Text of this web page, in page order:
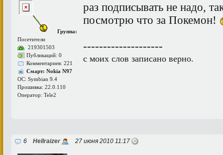
Группа:
Посетители
219301503
Публикаций: 0
Комментариев: 221
Смарт: Nokia N97
ОС: Symbian 9.4
Прошивка: 22.0.110
Оператор: Tele2
раз подписывать не надо,
посмотрю что за Покемон!
--------------------
с моих слов записано верно.
6 Hellraizer 27 июня 2010 11:17